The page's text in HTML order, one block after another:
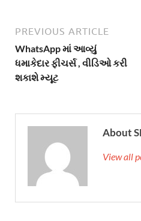
PREVIOUS ARTICLE
WhatsApp માં આવ્યું
ધમાકેદાર ફીચર્સ , વીડિઓ કરી
શકાશે મ્યૂટ
About
View all